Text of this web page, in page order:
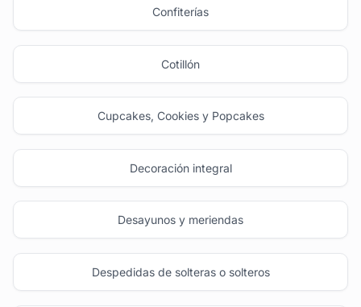
Confiterías
Cotillón
Cupcakes, Cookies y Popcakes
Decoración integral
Desayunos y meriendas
Despedidas de solteras o solteros